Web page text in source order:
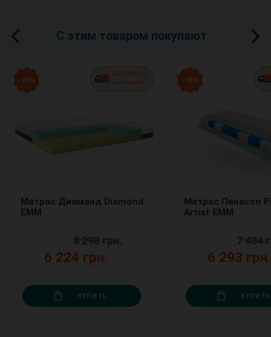
С этим товаром покупают
- 25 %
БЕСПЛАТНО
доставим!
Матрас Диаманд Diamond
ЕММ
6 224 грн.
8 298 грн.
КУПИТЬ
- 15 %
Матрас Пикассо
Artist ЕММ
6 293
7 404
КУПИТЬ